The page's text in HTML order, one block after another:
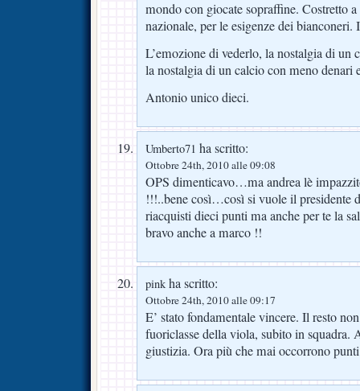
mondo con giocate sopraffine. Costretto
nazionale, per le esigenze dei bianconeri.
L’emozione di vederlo, la nostalgia di un
la nostalgia di un calcio con meno denari
Antonio unico dieci.
Umberto71 ha scritto:
Ottobre 24th, 2010 alle 09:08
OPS dimenticavo…ma andrea lè
!!!..bene così…così si vuole il presidente
riacquisti dieci punti ma anche per te la
bravo anche a marco !!
pink ha scritto:
Ottobre 24th, 2010 alle 09:17
E’ stato fondamentale vincere. Il resto
fuoriclasse della viola, subito in squadra.
giustizia. Ora più che mai occorrono